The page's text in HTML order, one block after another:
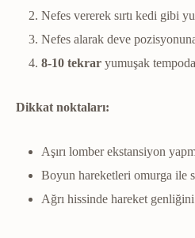
Nefes vererek sırtı kedi gibi
Nefes alarak deve
8-10 tekrar yumuşak
Dikkat noktaları:
Aşırı lomber ekstansiyon
Boyun hareketleri omurga ile
Ağrı hissinde hareket genliğini